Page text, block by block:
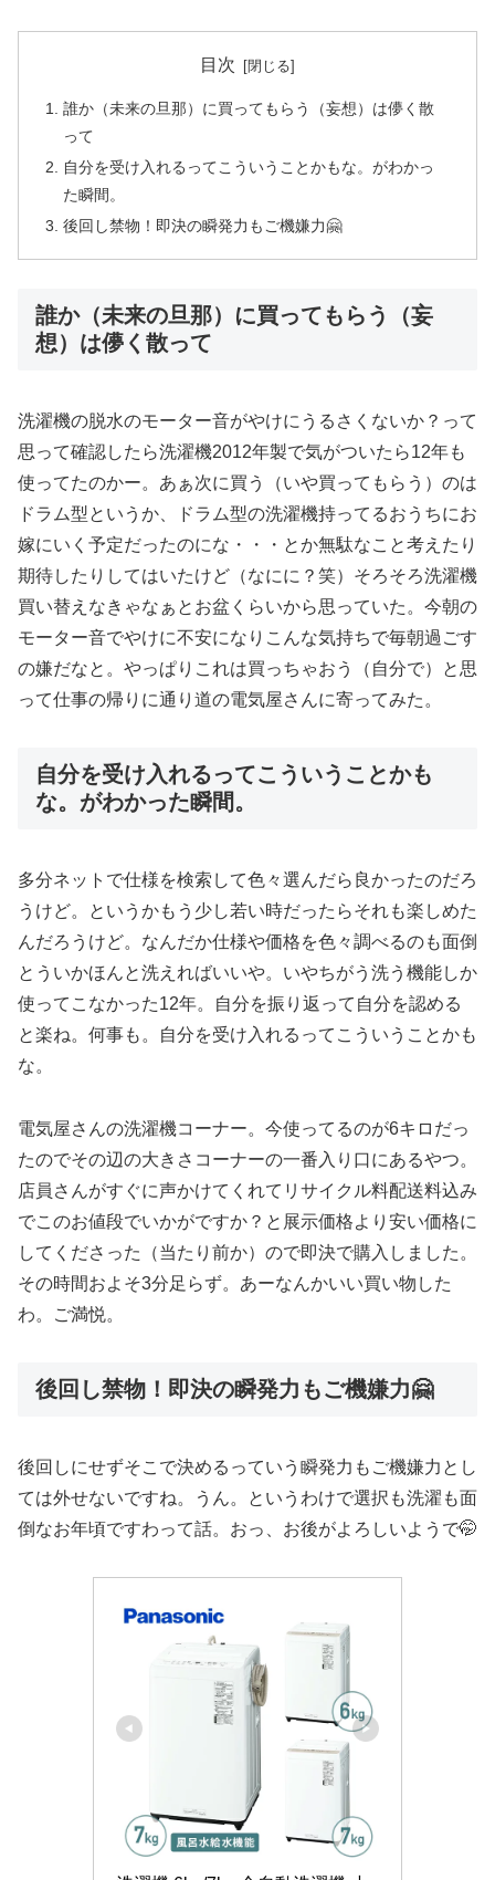
目次
誰か（未来の旦那）に買ってもらう（妄想）は儚く散
って
自分を受け入れるってこういうことかもな。がわかっ
た瞬間。
後回し禁物！即決の瞬発力もご機嫌力🤗
誰か（未来の旦那）に買ってもらう（妄
想）は儚く散って
洗濯機の脱水のモーター音がやけにうるさくないか？って
思って確認したら洗濯機2012年製で気がついたら12年も
使ってたのかー。あぁ次に買う（いや買ってもらう）のは
ドラム型というか、ドラム型の洗濯機持ってるおうちにお
嫁にいく予定だったのにな・・・とか無駄なこと考えたり
期待したりしてはいたけど（なにに？笑）そろそろ洗濯機
買い替えなきゃなぁとお盆くらいから思っていた。今朝の
モーター音でやけに不安になりこんな気持ちで毎朝過ごす
の嫌だなと。やっぱりこれは買っちゃおう（自分で）と思
って仕事の帰りに通り道の電気屋さんに寄ってみた。
自分を受け入れるってこういうことかも
な。がわかった瞬間。
多分ネットで仕様を検索して色々選んだら良かったのだろ
うけど。というかもう少し若い時だったらそれも楽しめた
んだろうけど。なんだか仕様や価格を色々調べるのも面倒
とういかほんと洗えればいいや。いやちがう洗う機能しか
使ってこなかった12年。自分を振り返って自分を認める
と楽ね。何事も。自分を受け入れるってこういうことかも
な。
電気屋さんの洗濯機コーナー。今使ってるのが6キロだっ
たのでその辺の大きさコーナーの一番入り口にあるやつ。
店員さんがすぐに声かけてくれてリサイクル料配送料込み
でこのお値段でいかがですか？と展示価格より安い価格に
してくださった（当たり前か）ので即決で購入しました。
その時間およそ3分足らず。あーなんかいい買い物した
わ。ご満悦。
後回し禁物！即決の瞬発力もご機嫌力🤗
後回しにせずそこで決めるっていう瞬発力もご機嫌力とし
ては外せないですね。うん。というわけで選択も洗濯も面
倒なお年頃ですわって話。おっ、お後がよろしいようで🤭